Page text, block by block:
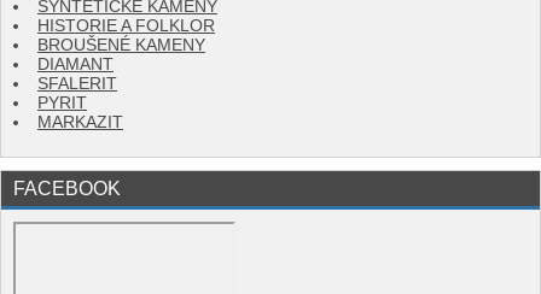
SYNTETICKÉ KAMENY
HISTORIE A FOLKLOR
BROUŠENÉ KAMENY
DIAMANT
SFALERIT
PYRIT
MARKAZIT
FACEBOOK